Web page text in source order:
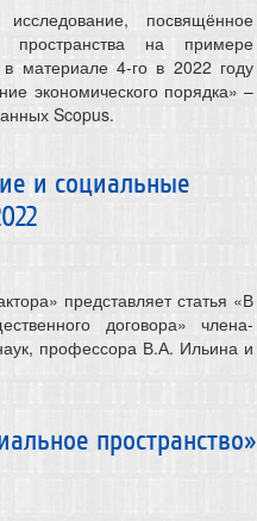
посвящённое
пространства на примере
в материале 4-го в 2022 году
экономического порядка» –
Scopus.
и социальные
представляет статья «В
договора» члена-
профессора В.А. Ильина и
пространство»